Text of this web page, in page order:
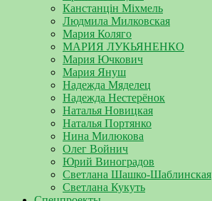
Канстанцін Міхмель
Людмила Милковская
Мария Коляго
МАРИЯ ЛУКЬЯНЕНКО
Мария Ючкович
Мария Януш
Надежда Мяделец
Надежда Нестерёнок
Наталья Новицкая
Наталья Портянко
Нина Милюкова
Олег Войнич
Юрий Виноградов
Светлана Шашко-Шаблинская
Светлана Кукуть